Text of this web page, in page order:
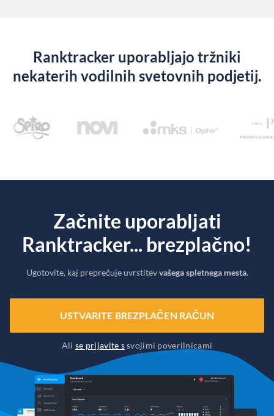
Ranktracker uporabljajo tržniki
nekaterih vodilnih svetovnih podjetij.
Začnite uporabljati
Ranktracker... brezplačno!
Ugotovite, kaj preprečuje uvrstitevvašega spletnega mesta.
USTVARITE BREZPLAČEN RAČUN
Alise prijavite ssvojimi poverilnicami